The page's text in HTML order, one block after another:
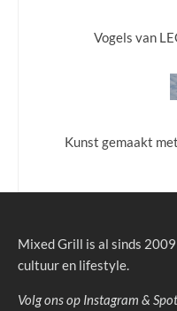
Vogels van
Kunst gemaakt
Mixed Grill is al sinds
cultuur en lifestyle.
Volg ons op Instagram &